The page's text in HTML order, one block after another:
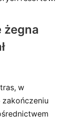
żegna
w
zakończeniu